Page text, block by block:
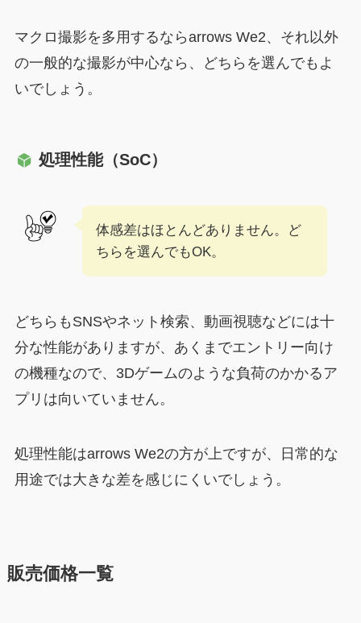
マクロ撮影を多用するならarrows We2、それ以外
の一般的な撮影が中心なら、どちらを選んでもよ
いでしょう。
処理性能（SoC）
体感差はほとんどありません。ど
ちらを選んでもOK。
どちらもSNSやネット検索、動画視聴などには十
分な性能がありますが、あくまでエントリー向け
の機種なので、3Dゲームのような負荷のかかるア
プリは向いていません。
処理性能はarrows We2の方が上ですが、日常的な
用途では大きな差を感じにくいでしょう。
販売価格一覧